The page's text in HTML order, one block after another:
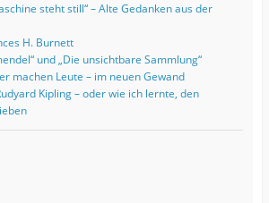
steht still“ – Alte Gedanken aus der
H. Burnett
und „Die unsichtbare Sammlung“
machen Leute – im neuen Gewand
Kipling – oder wie ich lernte, den